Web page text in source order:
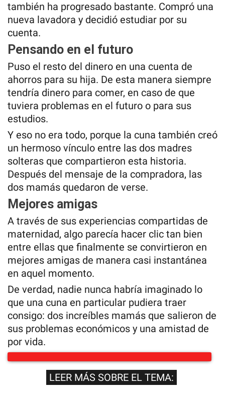
también ha progresado bastante. Compró una
nueva lavadora y decidió estudiar por su
cuenta.
Pensando en el futuro
Puso el resto del dinero en una cuenta de
ahorros para su hija. De esta manera siempre
tendría dinero para comer, en caso de que
tuviera problemas en el futuro o para sus
estudios.
Y eso no era todo, porque la cuna también creó
un hermoso vínculo entre las dos madres
solteras que compartieron esta historia.
Después del mensaje de la compradora, las
dos mamás quedaron de verse.
Mejores amigas
A través de sus experiencias compartidas de
maternidad, algo parecía hacer clic tan bien
entre ellas que finalmente se convirtieron en
mejores amigas de manera casi instantánea
en aquel momento.
De verdad, nadie nunca habría imaginado lo
que una cuna en particular pudiera traer
consigo: dos increíbles mamás que salieron de
sus problemas económicos y una amistad de
por vida.
LEER MÁS SOBRE EL TEMA: